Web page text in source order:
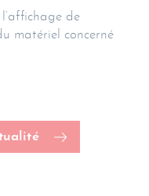
de
matériel concerné